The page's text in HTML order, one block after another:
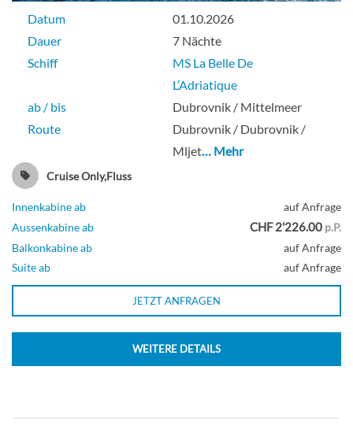
Datum
01.10.2026
Dauer
7 Nächte
Schiff
MS La Belle De
L’Adriatique
ab / bis
Dubrovnik / Mittelmeer
Route
Dubrovnik / Dubrovnik /
Mljet… Mehr
Cruise Only,Fluss
Innenkabine ab
auf Anfrage
Aussenkabine ab
CHF 2'226.00 p.P.
Balkonkabine ab
auf Anfrage
Suite ab
auf Anfrage
JETZT ANFRAGEN
WEITERE DETAILS